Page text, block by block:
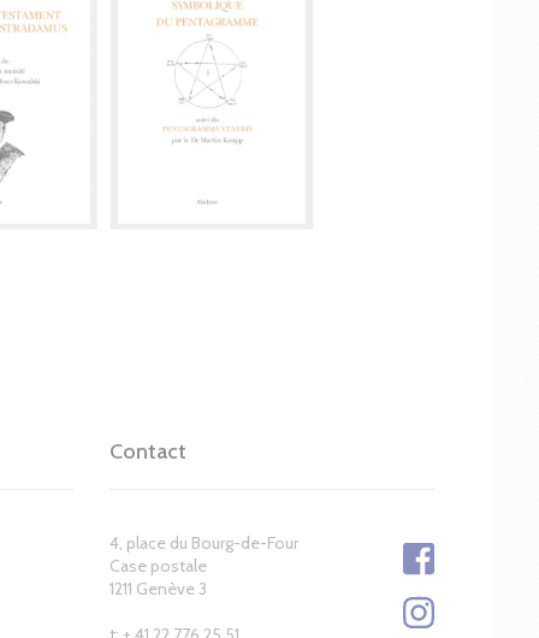
Contact
4, place du Bourg-de-Four
Case postale
1211 Genève 3